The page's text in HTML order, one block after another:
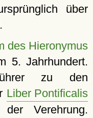
über
des Hieronymus
5. Jahrhundert.
zu den
Liber Pontificalis
Verehrung.